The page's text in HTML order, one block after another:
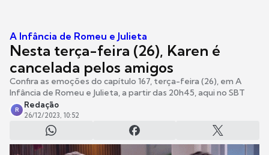
A Infância de Romeu e Julieta
Nesta terça-feira (26), Karen é
cancelada pelos amigos
Confira as emoções do capítulo 167, terça-feira (26), em A
Infância de Romeu e Julieta, a partir das 20h45, aqui no SBT
R
Redação
26/12/2023, 10:52